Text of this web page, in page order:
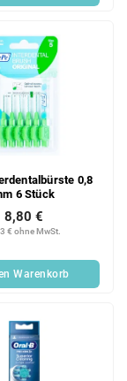
0,8
6 Stück
€ ohne MwSt.
8,80 €
Warenkorb